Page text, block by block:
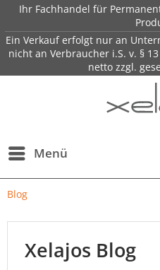
Ihr Fachhandel für
Ein Verkauf erfolgt nur an
nicht an Verbraucher i.S. v. §
netto zzgl.
Menü
Blog
Xelajos Blog